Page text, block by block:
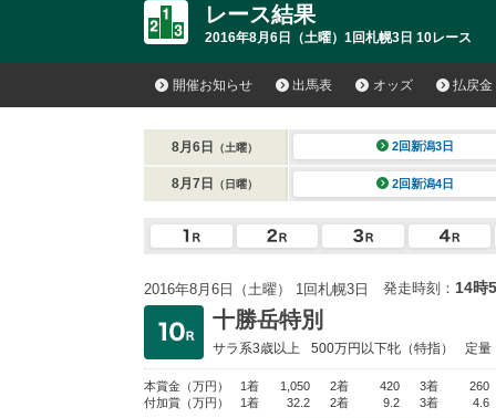
レース結果
2016年8月6日（土曜）1回札幌3日 10レース
開催お知らせ 出馬表 オッズ 払戻金
8月6日 （土曜） 2回新潟3日
8月7日 （日曜） 2回新潟4日
2016年8月6日（土曜） 1回札幌3日 発走時刻： 14時
十勝岳特別
サラ系3歳以上 500万円以下牝（特指） 定量
本賞金 （万円） 1着 1,050 2着 420 3着
260
付加賞 （万円） 1着 32.2 2着 9.2 3着 4.6